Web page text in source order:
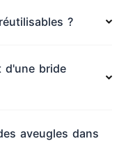
?
d'une bride
aveugles dans